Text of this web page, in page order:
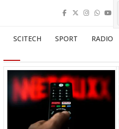
SCITECH SPORT RADIO